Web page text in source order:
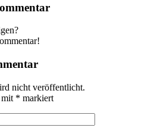
nicht veröffentlicht.
* markiert